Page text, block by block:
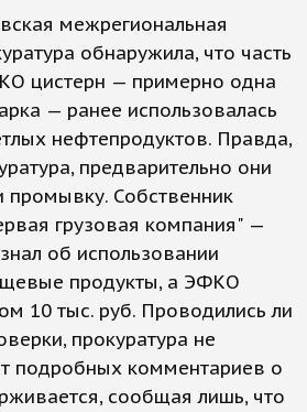
межрегиональная
обнаружила, что часть
цистерн — примерно одна
— ранее использовалась
нефтепродуктов. Правда,
предварительно они
промывку. Собственник
грузовая компания" —
об использовании
продукты, а ЭФКО
10 тыс. руб. Проводились ли
прокуратура не
подробных комментариев о
сообщая лишь, что